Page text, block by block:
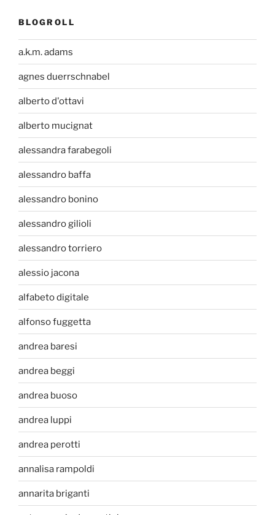
BLOGROLL
a.k.m. adams
agnes duerrschnabel
alberto d'ottavi
alberto mucignat
alessandra farabegoli
alessandro baffa
alessandro bonino
alessandro gilioli
alessandro torriero
alessio jacona
alfabeto digitale
alfonso fuggetta
andrea baresi
andrea beggi
andrea buoso
andrea luppi
andrea perotti
annalisa rampoldi
annarita briganti